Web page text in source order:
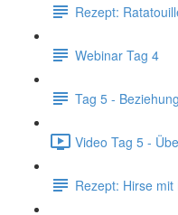
Rezept:
Webinar Tag 4
Tag 5 -
Video Tag 5 -
Rezept: Hirse